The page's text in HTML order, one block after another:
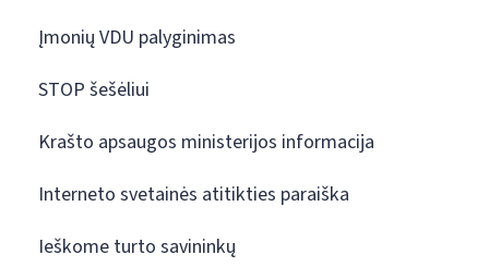
Įmonių VDU palyginimas
STOP šešėliui
Krašto apsaugos ministerijos informacija
Interneto svetainės atitikties paraiška
Ieškome turto savininkų